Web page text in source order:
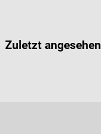
Zuletzt angesehen